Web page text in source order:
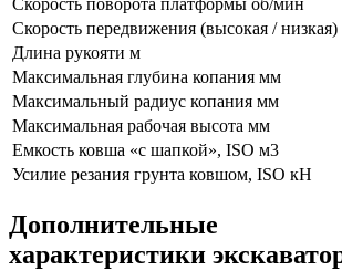
Скорость поворота платформы об/мин
Скорость передвижения (высокая / низкая)
Длина рукояти м
Максимальная глубина копания мм
Максимальный радиус копания мм
Максимальная рабочая высота мм
Емкость ковша «с шапкой», ISO м3
Усилие резания грунта ковшом, ISO кН
Дополнительные
характеристики